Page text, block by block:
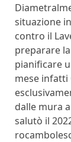
situazione
contro il
preparare
pianificare
mese infatti
dalle mura
salutò il